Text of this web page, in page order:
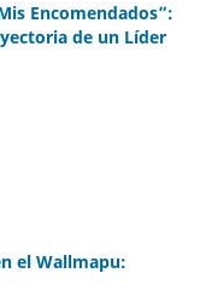
Encomendados”:
de un Líder
el Wallmapu: